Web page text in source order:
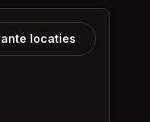
locaties